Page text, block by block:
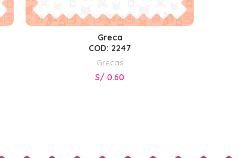
SELECCIONAR OPCIONES
Greca
COD: 2247
Grecas
S/ 0.60